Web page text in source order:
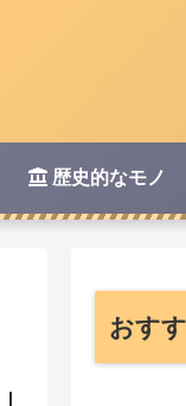
歴史的なモノ
おす